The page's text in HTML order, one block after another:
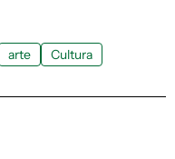
arte Cultura